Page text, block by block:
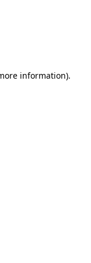
information).